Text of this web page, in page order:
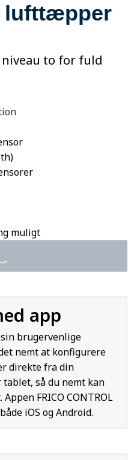
lufttæpper
niveau to for fuld
muligt
app
brugervenlige
nemt at konfigurere
direkte fra din
så du nemt kan
FRICO CONTROL
iOS og Android.